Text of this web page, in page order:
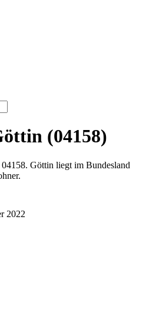
(04158)
Göttin liegt im Bundesland
2022